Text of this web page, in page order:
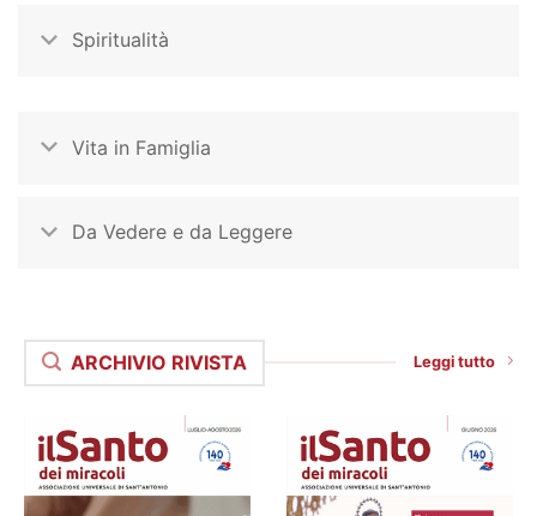
Spiritualità
Vita in Famiglia
Da Vedere e da Leggere
ARCHIVIO RIVISTA Leggi tutto